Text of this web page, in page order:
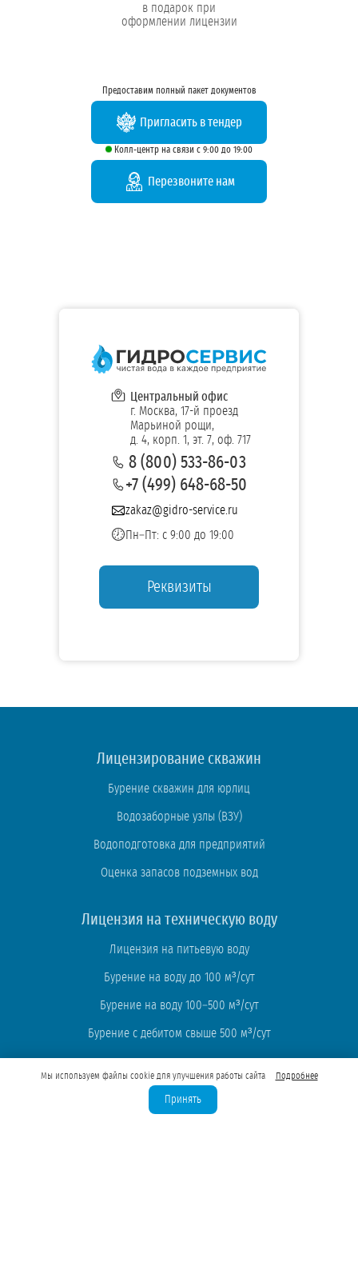
в подарок при
оформлении лицензии
Предоставим полный пакет документов
Пригласить в тендер
Колл-центр на связи с 9:00 до 19:00
Перезвоните нам
Центральный офис
г. Москва, 17-й проезд
Марьиной рощи,
д. 4, корп. 1, эт. 7, оф. 717
8 (800) 533-86-03
+7 (499) 648-68-50
zakaz@gidro-service.ru
Пн–Пт: с 9:00 до 19:00
Реквизиты
Лицензирование скважин
Бурение скважин для юрлиц
Водозаборные узлы (ВЗУ)
Водоподготовка для предприятий
Оценка запасов подземных вод
Лицензия на техническую воду
Лицензия на питьевую воду
Бурение на воду до 100 м³/сут
Бурение на воду 100–500 м³/сут
Бурение с дебитом свыше 500 м³/сут
Проектирование ВЗУ
Строительство ВЗУ
Мы используем файлы cookie для улучшения работы сайта Подробнее
Принять